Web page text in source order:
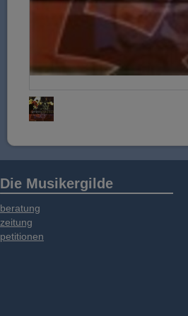
Die Musikergilde
beratung
zeitung
petitionen